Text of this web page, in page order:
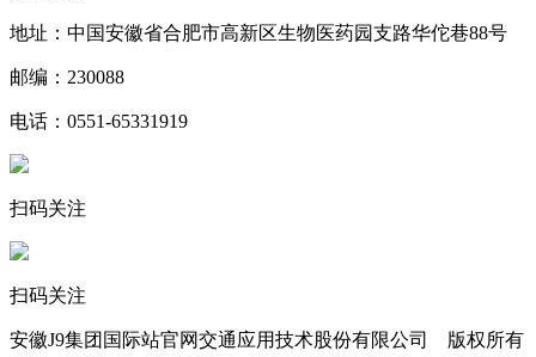
地址：中国安徽省合肥市高新区生物医药园支路华佗巷88号
邮编：230088
电话：0551-65331919
扫码关注
扫码关注
安徽J9集团国际站官网交通应用技术股份有限公司 版权所有